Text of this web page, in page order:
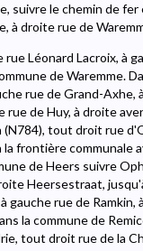
suivre le chemin de
droite rue de
Léonard Lacroix, à
de Waremme.
rue de Grand-
rue de Huy, à droite
tout droit rue
la frontière
de Heers suivre
Heersestraat,
gauche rue de
la commune de
tout droit rue de la